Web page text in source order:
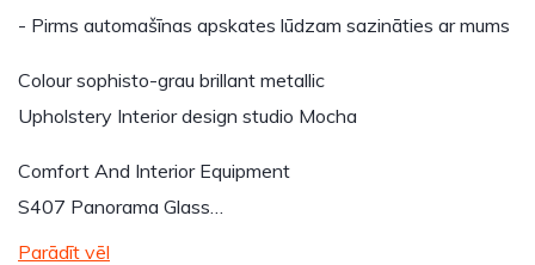
- Pirms automašīnas apskates lūdzam sazināties ar mums
Colour sophisto-grau brillant metallic
Upholstery Interior design studio Mocha
Comfort And Interior Equipment
S407 Panorama Glass…
Parādīt vēl